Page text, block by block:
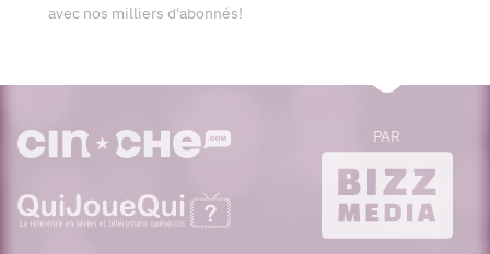
avec nos milliers d'abonnés!
cinoche.com
quijouequi.com bizzmedia.ca
PAR